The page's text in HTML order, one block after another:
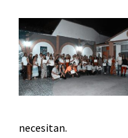
necesitan.